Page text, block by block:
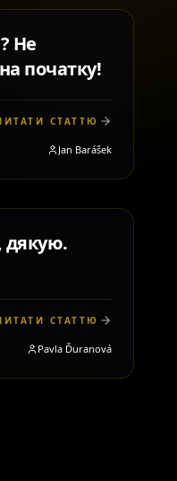
Не
початку!
СТАТТЮ
Jan Barášek
дякую.
СТАТТЮ
Pavla Ďuranová